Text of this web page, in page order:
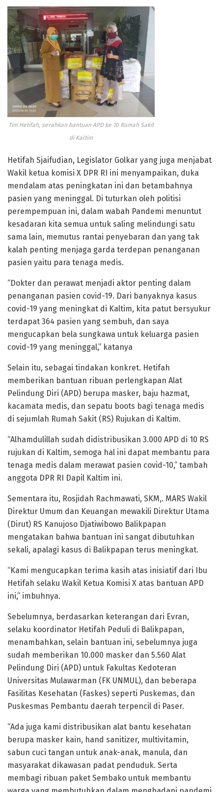
Tim Hetifah, serahkan bantuan APD ke 10 Rumah Sakit
di Kaltim
Hetifah Sjaifudian, Legislator Golkar yang juga menjabat
Wakil ketua komisi X DPR RI ini menyampaikan, duka
mendalam atas peningkatan ini dan betambahnya
pasien yang meninggal. Di tuturkan oleh politisi
perempempuan ini, dalam wabah Pandemi menuntut
kesadaran kita semua untuk saling melindungi satu
sama lain, memutus rantai penyebaran dan yang tak
kalah penting menjaga garda terdepan penanganan
pasien yaitu para tenaga medis.
“Dokter dan perawat menjadi aktor penting dalam
penanganan pasien covid-19. Dari banyaknya kasus
covid-19 yang meningkat di Kaltim, kita patut bersyukur
terdapat 364 pasien yang sembuh, dan saya
mengucapkan bela sungkawa untuk keluarga pasien
covid-19 yang meninggal,” katanya
Selain itu, sebagai tindakan konkret. Hetifah
memberikan bantuan ribuan perlengkapan Alat
Pelindung Diri (APD) berupa masker, baju hazmat,
kacamata medis, dan sepatu boots bagi tenaga medis
di sejumlah Rumah Sakit (RS) Rujukan di Kaltim.
“Alhamdulillah sudah didistribusikan 3.000 APD di 10 RS
rujukan di Kaltim, semoga hal ini dapat membantu para
tenaga medis dalam merawat pasien covid-10,” tambah
anggota DPR RI Dapil Kaltim ini.
Sementara itu, Rosjidah Rachmawati, SKM,. MARS Wakil
Direktur Umum dan Keuangan mewakili Direktur Utama
(Dirut) RS Kanujoso Djatiwibowo Balikpapan
mengatakan bahwa bantuan ini sangat dibutuhkan
sekali, apalagi kasus di Balikpapan terus meningkat.
“Kami mengucapkan terima kasih atas inisiatif dari Ibu
Hetifah selaku Wakil Ketua Komisi X atas bantuan APD
ini,” imbuhnya.
Sebelumnya, berdasarkan keterangan dari Evran,
selaku koordinator Hetifah Peduli di Balikpapan,
menambahkan, selain bantuan ini, sebelumnya juga
sudah memberikan 10.000 masker dan 5.560 Alat
Pelindung Diri (APD) untuk Fakultas Kedoteran
Universitas Mulawarman (FK UNMUL), dan beberapa
Fasilitas Kesehatan (Faskes) seperti Puskemas, dan
Puskesmas Pembantu daerah terpencil di Paser.
“Ada juga kami distribusikan alat bantu kesehatan
berupa masker kain, hand sanitizer, multivitamin,
sabun cuci tangan untuk anak-anak, manula, dan
masyarakat dikawasan padat penduduk. Serta
membagi ribuan paket Sembako untuk membantu